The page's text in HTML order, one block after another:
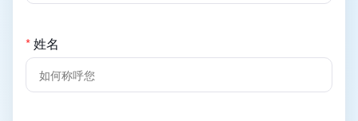
*姓名